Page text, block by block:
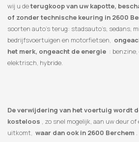
wij u deterugkoop van uw kapotte,
of zonder technische keuring in 2600
soorten auto’s terug: stadsauto’s, sedans,
bedrijfsvoertuigen en motorfietsen,
het merk, ongeacht de energie : benzine,
elektrisch, hybride.
De verwijdering van het voertuig wordt
kosteloos , zo snel mogelijk, aan uw deur
uitkomt, waar dan ook in 2600 Berchem .